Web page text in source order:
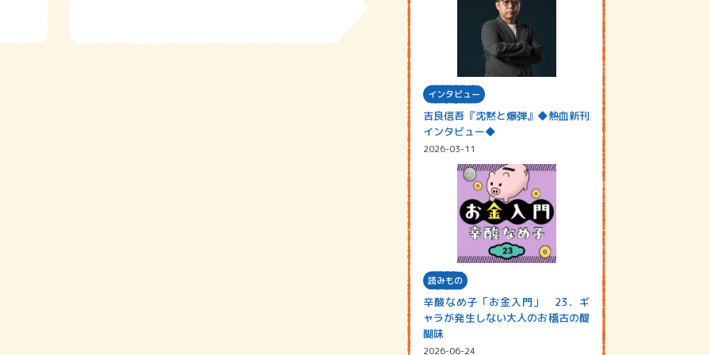
インタビュー
吉良信吾『沈黙と爆弾』◆熱血新刊
インタビュー◆
2026-03-11
読みもの
辛酸なめ子「お金入門」 23．ギ
ャラが発生しない大人のお稽古の醍
醐味
2026-06-24